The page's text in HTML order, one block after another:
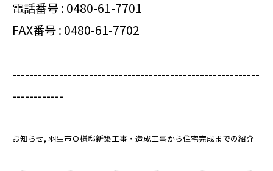
電話番号 : 0480-61-7701
FAX番号 : 0480-61-7702
----------------------------------------------------------
------------
お知らせ 羽生市Ｏ様邸新築工事・造成工事から住宅完成までの紹介